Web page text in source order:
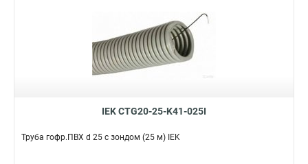
IEK CTG20-25-K41-025I
Труба гофр.ПВХ d 25 с зондом (25 м) IEK